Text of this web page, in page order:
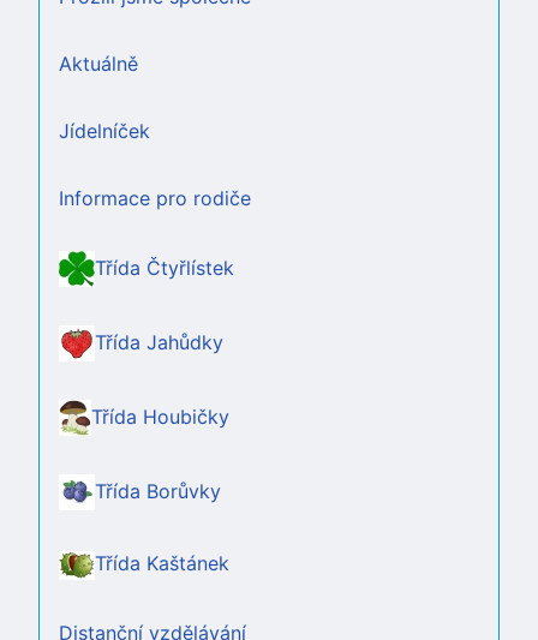
Aktuálně
Jídelníček
Informace pro rodiče
Třída Čtyřlístek
Třída Jahůdky
Třída Houbičky
Třída Borůvky
Třída Kaštánek
Distanční vzdělávání